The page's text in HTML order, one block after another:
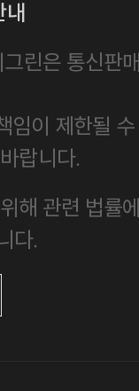
린은 통신판
임이 제한될
랍니다.
해 관련 법률
다.